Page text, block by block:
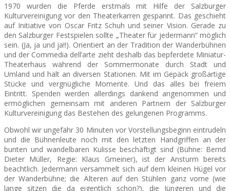
1970 wurden die Pferde erstmals mit Hilfe der Salzburger
Kulturvereinigung vor den Theaterkarren gespannt. Das geschieht
auf Initiative von Oscar Fritz Schuh und seiner Vision. Gerade zu
den Salzburger Festspielen sollte „Theater für jedermann“ möglich
sein. (Ja, ja und ja!!). Orientiert an der Tradition der Wanderbühnen
und der Commedia dell’arte zieht deshalb das bepferdete Miniatur-
Theaterhaus während der Sommermonate durch Stadt und
Umland und hält an diversen Stationen. Mit im Gepäck großartige
Stücke und vergnügliche Momente. Und das alles bei freiem
Eintritt. Spenden werden allerdings dankend angenommen und
ermöglichen gemeinsam mit anderen Partnern der Salzburger
Kulturvereinigung das Bestehen des gelungenen Programms.
Obwohl wir ungefähr 30 Minuten vor Vorstellungsbeginn eintrudeln
und die Bühnenleute noch mit den letzten Handgriffen an der
bunten und wandelbaren Kulisse beschäftigt sind (Bühne: Bernd
Dieter Müller, Regie: Klaus Gmeiner), ist der Ansturm bereits
beachtlich. Jedermann versammelt sich auf dem kleinen Hügel vor
der Wanderbühne; die Älteren auf den Stühlen ganz vorne (wie
lange sitzen die da eigentlich schon?), die Jüngeren und die